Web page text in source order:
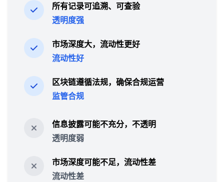
所有记录可追溯、可查验
透明度强
市场深度大，流动性更好
流动性好
区块链遵循法规，确保合规运营
监管合规
信息披露可能不充分，不透明
透明度弱
市场深度可能不足，流动性差
流动性差